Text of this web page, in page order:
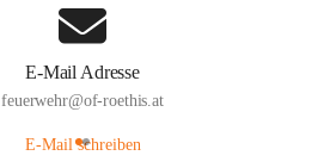
E-Mail Adresse
feuerwehr@of-roethis.at
E-Mail schreiben